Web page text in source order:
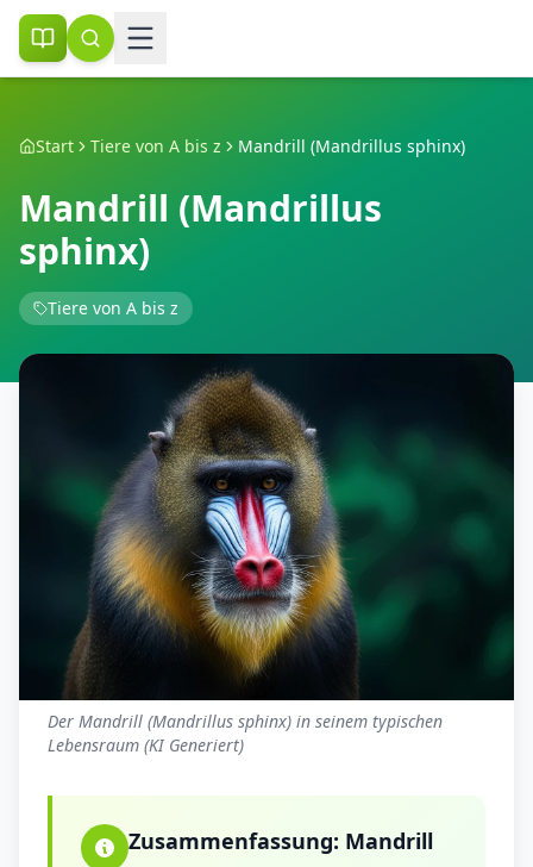
Start Tiere von A bis z Mandrill (Mandrillus sphinx)
Mandrill (Mandrillus
sphinx)
Tiere von A bis z
Der Mandrill (Mandrillus sphinx) in seinem typischen
Lebensraum (KI Generiert)
Zusammenfassung: Mandrill